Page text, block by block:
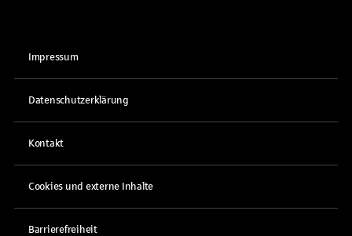
Impressum
Datenschutzerklärung
Kontakt
Cookies und externe Inhalte
Barrierefreiheit